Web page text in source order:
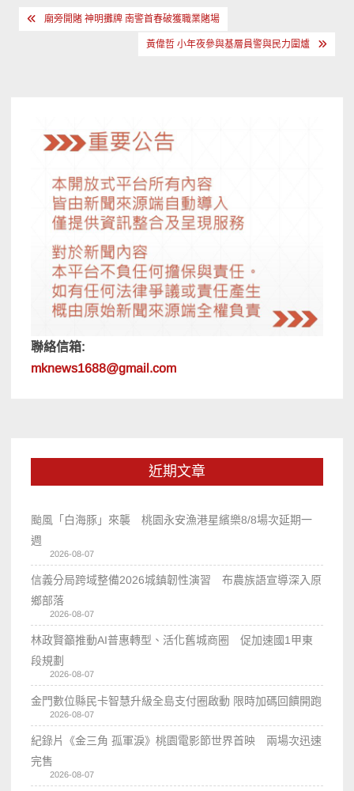
文 廟旁開賭 神明攤牌 南警首春破獲職業賭場
黃偉哲 小年夜參與基層員警與民力圍爐
聯絡信箱:
mknews1688@gmail.com
近期文章
颱風「白海豚」來襲 桃園永安漁港星繽樂8/8場次延期一
週
2026-08-07
信義分局跨域整備2026城鎮韌性演習 布農族語宣導深入原
鄉部落
2026-08-07
林政賢籲推動AI普惠轉型、活化舊城商圈 促加速國1甲東
段規劃
2026-08-07
金門數位縣民卡智慧升級全島支付圈啟動 限時加碼回饋開跑
2026-08-07
紀錄片《金三角 孤軍淚》桃園電影節世界首映 兩場次迅速
完售
2026-08-07